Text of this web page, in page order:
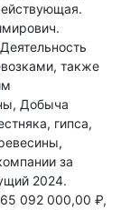
, также
Добыча
гипса,
за
2024.
092 000,00 ₽,